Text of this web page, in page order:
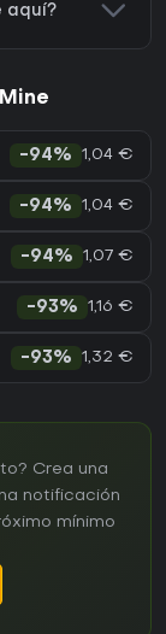
aquí?
-94% 1,04 €
-94% 1,04 €
-94% 1,07 €
-93% 1,16 €
-93% 1,32 €
Crea una
notificación
mínimo